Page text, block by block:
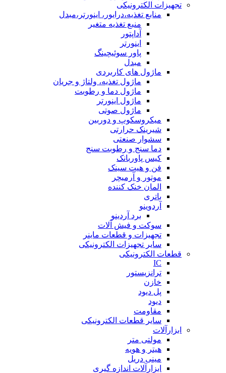
تجهیزات الکترونیکی
منابع تغذیه،درایور، اینورتر،مبدل
منبع تغذیه متغیر
آداپتور
اینورتر
پاور سوئیچینگ
مبدل
ماژول های کاربردی
ماژول تغذیه، ولتاژ و جریان
ماژول دما و رطوبت
ماژول اینورتر
ماژول صوتی
میکروسکوپ و دوربین
شیرینک حرارتی
سشوار صنعتی
دما سنج و رطوبت سنج
کیس پاوربانک
فن و هیت سینک
موتور و آرمیچر
المان خنک کننده
باتری
آردوینو
برد آردینو
سوکت و فیش آلات
تجهیزات و قطعات ماینر
سایر تجهیزات الکترونیکی
قطعات الکترونیکی
IC
ترانزیستور
خازن
پل دیود
دیود
مقاومت
سایر قطعات الکترونیکی
ابزارآلات
مولتی متر
هیتر و هویه
مینی دریل
ابزارآلات اندازه گیری